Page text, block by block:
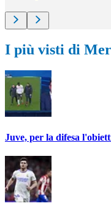
I più visti di
Juve, per la difesa